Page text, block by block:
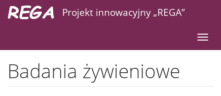
do
Projekt innowacyjny „REGA”
Badania żywieniowe